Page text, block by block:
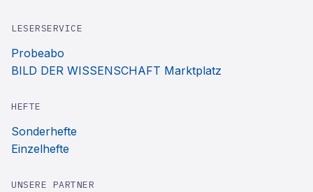
LESERSERVICE
Probeabo
BILD DER WISSENSCHAFT Marktplatz
HEFTE
Sonderhefte
Einzelhefte
UNSERE PARTNER